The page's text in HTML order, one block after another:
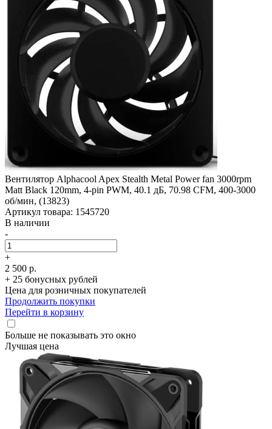
Вентилятор Alphacool Apex Stealth Metal Power fan 3000rpm
Matt Black 120mm, 4-pin PWM, 40.1 дБ, 70.98 CFM, 400-3000
об/­мин, (13823)
Артикул товара: 1545720
В наличии
-
+
2 500 р.
+ 25 бонусных рублей
Цена для розничных покупателей
Продолжить покупки
Перейти в корзину
Больше не показывать это окно
Лучшая цена